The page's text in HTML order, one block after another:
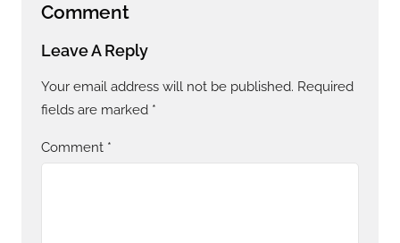
Comment
Leave A Reply
Your email address will not be published. Required
fields are marked *
Comment *